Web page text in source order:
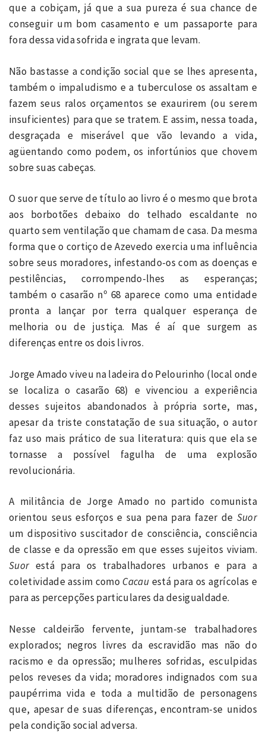
que a cobiçam, já que a sua pureza é sua chance de
conseguir um bom casamento e um passaporte para
fora dessa vida sofrida e ingrata que levam.
Não bastasse a condição social que se lhes apresenta,
também o impaludismo e a tuberculose os assaltam e
fazem seus ralos orçamentos se exaurirem (ou serem
insuficientes) para que se tratem. E assim, nessa toada,
desgraçada e miserável que vão levando a vida,
agüentando como podem, os infortúnios que chovem
sobre suas cabeças.
O suor que serve de título ao livro é o mesmo que brota
aos borbotões debaixo do telhado escaldante no
quarto sem ventilação que chamam de casa. Da mesma
forma que o cortiço de Azevedo exercia uma influência
sobre seus moradores, infestando-os com as doenças e
pestilências, corrompendo-lhes as esperanças;
também o casarão nº 68 aparece como uma entidade
pronta a lançar por terra qualquer esperança de
melhoria ou de justiça. Mas é aí que surgem as
diferenças entre os dois livros.
Jorge Amado viveu na ladeira do Pelourinho (local onde
se localiza o casarão 68) e vivenciou a experiência
desses sujeitos abandonados à própria sorte, mas,
apesar da triste constatação de sua situação, o autor
faz uso mais prático de sua literatura: quis que ela se
tornasse a possível fagulha de uma explosão
revolucionária.
A militância de Jorge Amado no partido comunista
orientou seus esforços e sua pena para fazer de Suor
um dispositivo suscitador de consciência, consciência
de classe e da opressão em que esses sujeitos viviam.
Suorestá para os trabalhadores urbanos e para a
coletividade assim como Cacau está para os agrícolas e
para as percepções particulares da desigualdade.
Nesse caldeirão fervente, juntam-se trabalhadores
explorados; negros livres da escravidão mas não do
racismo e da opressão; mulheres sofridas, esculpidas
pelos reveses da vida; moradores indignados com sua
paupérrima vida e toda a multidão de personagens
que, apesar de suas diferenças, encontram-se unidos
pela condição social adversa.